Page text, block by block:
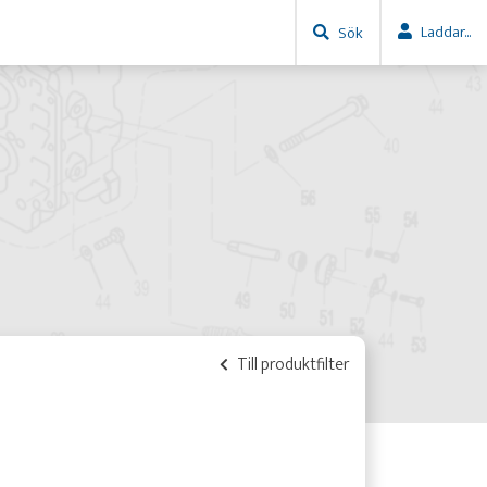
Sök Laddar...
Till produktfilter